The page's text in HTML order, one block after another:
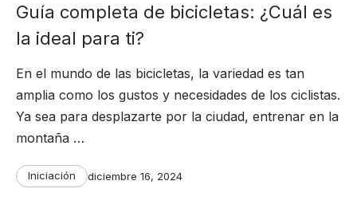
Guía completa de bicicletas: ¿Cuál es
la ideal para ti?
En el mundo de las bicicletas, la variedad es tan
amplia como los gustos y necesidades de los ciclistas.
Ya sea para desplazarte por la ciudad, entrenar en la
montaña …
Categories
Iniciación
Post
diciembre 16, 2024